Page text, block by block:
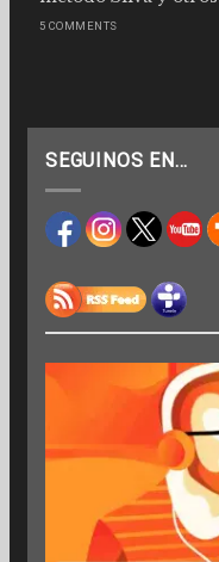
5 COMMENTS
SEGUINOS EN…